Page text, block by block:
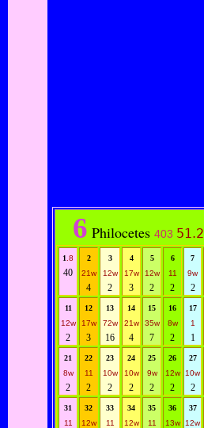
6 Philocetes 403 51.2
1 .8
40
2
21w
4
3
12w
2
4
17w
3
5
12w
2
6
11
2
7
9w
2
11
12w
2
12
17w
3
13
72w
16
14
21w
4
15
35w
7
16
8w
2
17
1
1
21
8w
2
22
11
2
23
10w
2
24
10w
2
25
9w
2
26
12w
2
27
10w
2
31
11
32
12w
33
11
34
12w
35
11
36
13w
37
12w